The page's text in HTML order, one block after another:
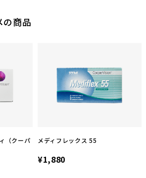
の商品
（クーパ
メディフレックス 55
¥1,880